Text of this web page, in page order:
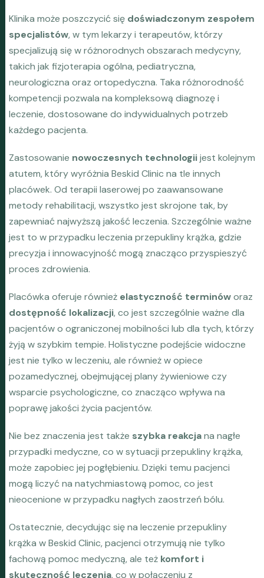
Klinika może poszczycić się doświadczonym zespołem
specjalistów, w tym lekarzy i terapeutów, którzy
specjalizują się w różnorodnych obszarach medycyny,
takich jak fizjoterapia ogólna, pediatryczna,
neurologiczna oraz ortopedyczna. Taka różnorodność
kompetencji pozwala na kompleksową diagnozę i
leczenie, dostosowane do indywidualnych potrzeb
każdego pacjenta.
Zastosowanie nowoczesnych technologiijest kolejnym
atutem, który wyróżnia Beskid Clinic na tle innych
placówek. Od terapii laserowej po zaawansowane
metody rehabilitacji, wszystko jest skrojone tak, by
zapewniać najwyższą jakość leczenia. Szczególnie ważne
jest to w przypadku leczenia przepukliny krążka, gdzie
precyzja i innowacyjność mogą znacząco przyspieszyć
proces zdrowienia.
Placówka oferuje również elastyczność terminóworaz
dostępność lokalizacji, co jest szczególnie ważne dla
pacjentów o ograniczonej mobilności lub dla tych, którzy
żyją w szybkim tempie. Holistyczne podejście widoczne
jest nie tylko w leczeniu, ale również w opiece
pozamedycznej, obejmującej plany żywieniowe czy
wsparcie psychologiczne, co znacząco wpływa na
poprawę jakości życia pacjentów.
Nie bez znaczenia jest także szybka reakcjana nagłe
przypadki medyczne, co w sytuacji przepukliny krążka,
może zapobiec jej pogłębieniu. Dzięki temu pacjenci
mogą liczyć na natychmiastową pomoc, co jest
nieocenione w przypadku nagłych zaostrzeń bólu.
Ostatecznie, decydując się na leczenie przepukliny
krążka w Beskid Clinic, pacjenci otrzymują nie tylko
fachową pomoc medyczną, ale też komfort i
skuteczność leczenia, co w połączeniu z